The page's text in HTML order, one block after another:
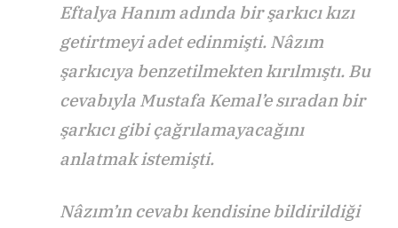
Eftalya Hanım adında bir şarkıcı kızı
getirtmeyi adet edinmişti. Nâzım
şarkıcıya benzetilmekten kırılmıştı. Bu
cevabıyla Mustafa Kemal’e sıradan bir
şarkıcı gibi çağrılamayacağını
anlatmak istemişti.
Nâzım’ın cevabı kendisine bildirildiği